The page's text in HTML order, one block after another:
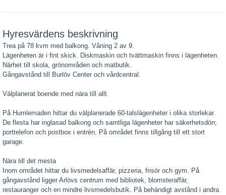
Hyresvärdens beskrivning
Trea på 78 kvm med balkong. Våning 2 av 9.
Lägenheten är i fint skick. Diskmaskin och tvättmaskin finns i lägenheten.
Närhet till skola, grönområden och matbutik.
Gångavstånd till Burlöv Center och vårdcentral.
Välplanerat boende med nära till allt
På Humlemaden hittar du välplanerade 60-talslägenheter i olika storlekar.
De flesta har inglasad balkong och samtliga lägenheter har säkerhetsdörr,
porttelefon och postbox i entrén. På området finns tillgång till ett stort
garage.
Nära till det mesta
Inom området hittar du livsmedelsaffär, pizzeria, frisör och gym. På
gångavstånd ligger Arlövs centrum med bibliotek, blomsteraffär,
restauranger och en mindre livsmedelsbutik. På behändigt avstånd i andra